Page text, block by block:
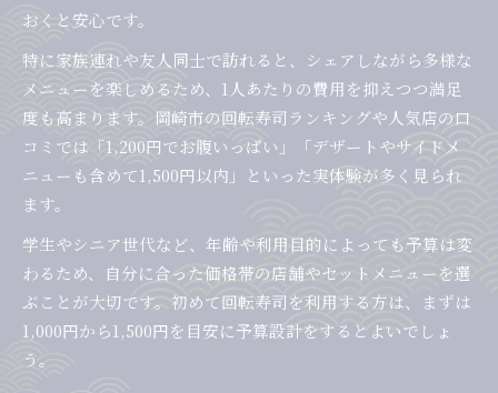
おくと安心です。
特に家族連れや友人同士で訪れると、シェアしながら多様な
メニューを楽しめるため、1人あたりの費用を抑えつつ満足
度も高まります。岡崎市の回転寿司ランキングや人気店の口
コミでは「1,200円でお腹いっぱい」「デザートやサイドメ
ニューも含めて1,500円以内」といった実体験が多く見られ
ます。
学生やシニア世代など、年齢や利用目的によっても予算は変
わるため、自分に合った価格帯の店舗やセットメニューを選
ぶことが大切です。初めて回転寿司を利用する方は、まずは
1,000円から1,500円を目安に予算設計をするとよいでしょ
う。